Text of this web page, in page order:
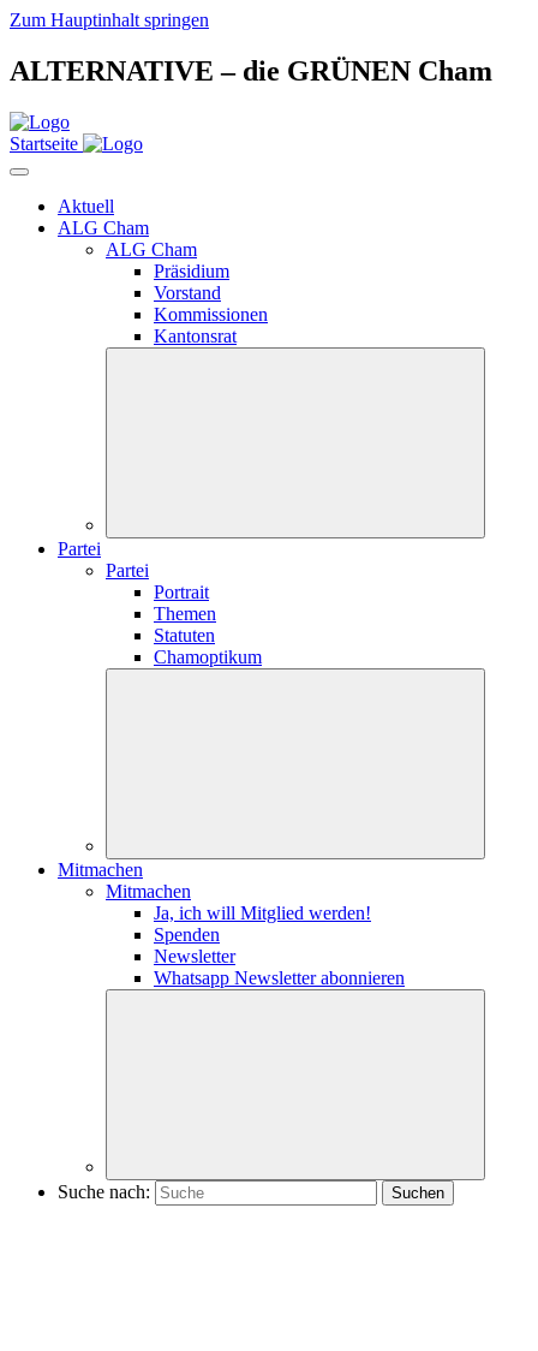
Zum Hauptinhalt springen
ALTERNATIVE – die GRÜNEN Cham
Startseite
Aktuell
ALG Cham
ALG Cham
Präsidium
Vorstand
Kommissionen
Kantonsrat
Partei
Partei
Portrait
Themen
Statuten
Chamoptikum
Mitmachen
Mitmachen
Ja, ich will Mitglied werden!
Spenden
Newsletter
Whatsapp Newsletter abonnieren
Suche nach: